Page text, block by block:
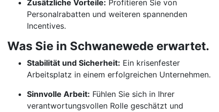
Zusätzliche Vorteile: Profitieren Sie von
Personalrabatten und weiteren spannenden
Incentives.
Was Sie in Schwanewede erwartet.
Stabilität und Sicherheit: Ein krisenfester
Arbeitsplatz in einem erfolgreichen Unternehmen.
Sinnvolle Arbeit: Fühlen Sie sich in Ihrer
verantwortungsvollen Rolle geschätzt und